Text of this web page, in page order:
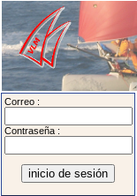
Correo :
Contraseña :